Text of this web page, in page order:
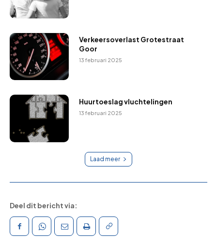
Verkeersoverlast Grotestraat
Goor
13 februari 2025
Huurtoeslag vluchtelingen
13 februari 2025
Laad meer
Deel dit bericht via: